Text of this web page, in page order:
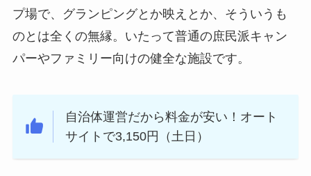
プ場で、グランピングとか映えとか、そういうも
のとは全くの無縁。いたって普通の庶民派キャン
パーやファミリー向けの健全な施設です。
自治体運営だから料金が安い！オート
サイトで3,150円（土日）